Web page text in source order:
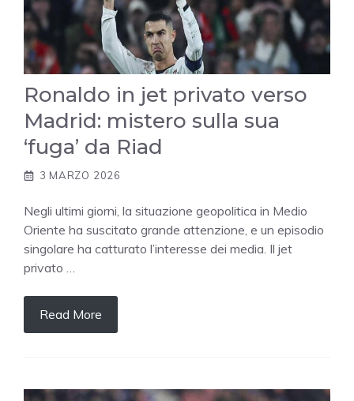
Ronaldo in jet privato verso
Madrid: mistero sulla sua
‘fuga’ da Riad
3 MARZO 2026
Negli ultimi giorni, la situazione geopolitica in Medio
Oriente ha suscitato grande attenzione, e un episodio
singolare ha catturato l’interesse dei media. Il jet
privato …
Read More